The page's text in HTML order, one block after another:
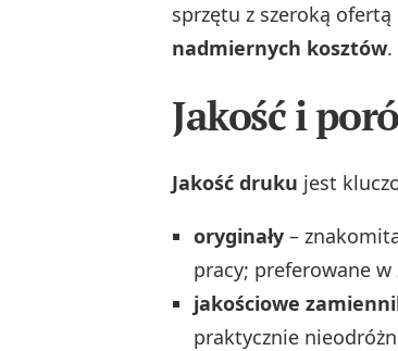
sprzętu z szeroką ofertą
nadmiernych kosztów.
Jakość i
Jakość druku jest
oryginały –
pracy; preferowane
jakościowe
praktycznie